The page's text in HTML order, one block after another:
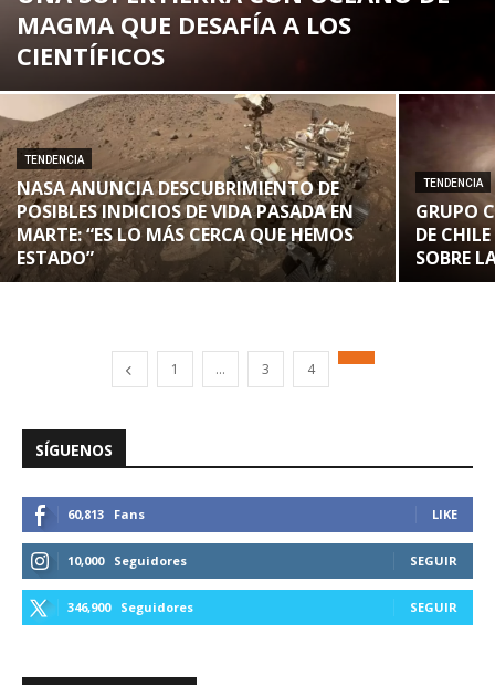
MAGMA QUE DESAFÍA A LOS
CIENTÍFICOS
TENDENCIA
NASA ANUNCIA DESCUBRIMIENTO DE
POSIBLES INDICIOS DE VIDA PASADA EN
MARTE: “ES LO MÁS CERCA QUE HEMOS
ESTADO”
TENDENCIA
GRUPO
DE
SOBRE
1 … 3 4
SÍGUENOS
60,813 Fans LIKE
10,000 Seguidores SEGUIR
346,900 Seguidores SEGUIR